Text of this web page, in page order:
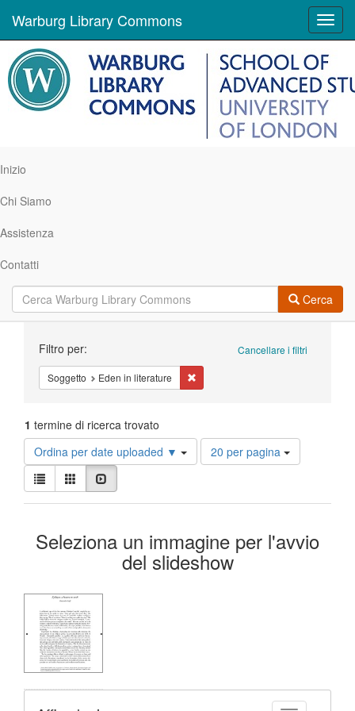
Warburg Library Commons
Inizio
Chi Siamo
Assistenza
Contatti
Cerca
Cancellare i filtri
Filtro per:
Soggetto Eden in literature
1 termine di ricerca trovato
Ordina per date uploaded ▼
Risultati
per
20 per pagina
Visualizza
i
risultati
Lista Galleria
Risultati
della
Seleziona un immagine per l'avvio
del slideshow